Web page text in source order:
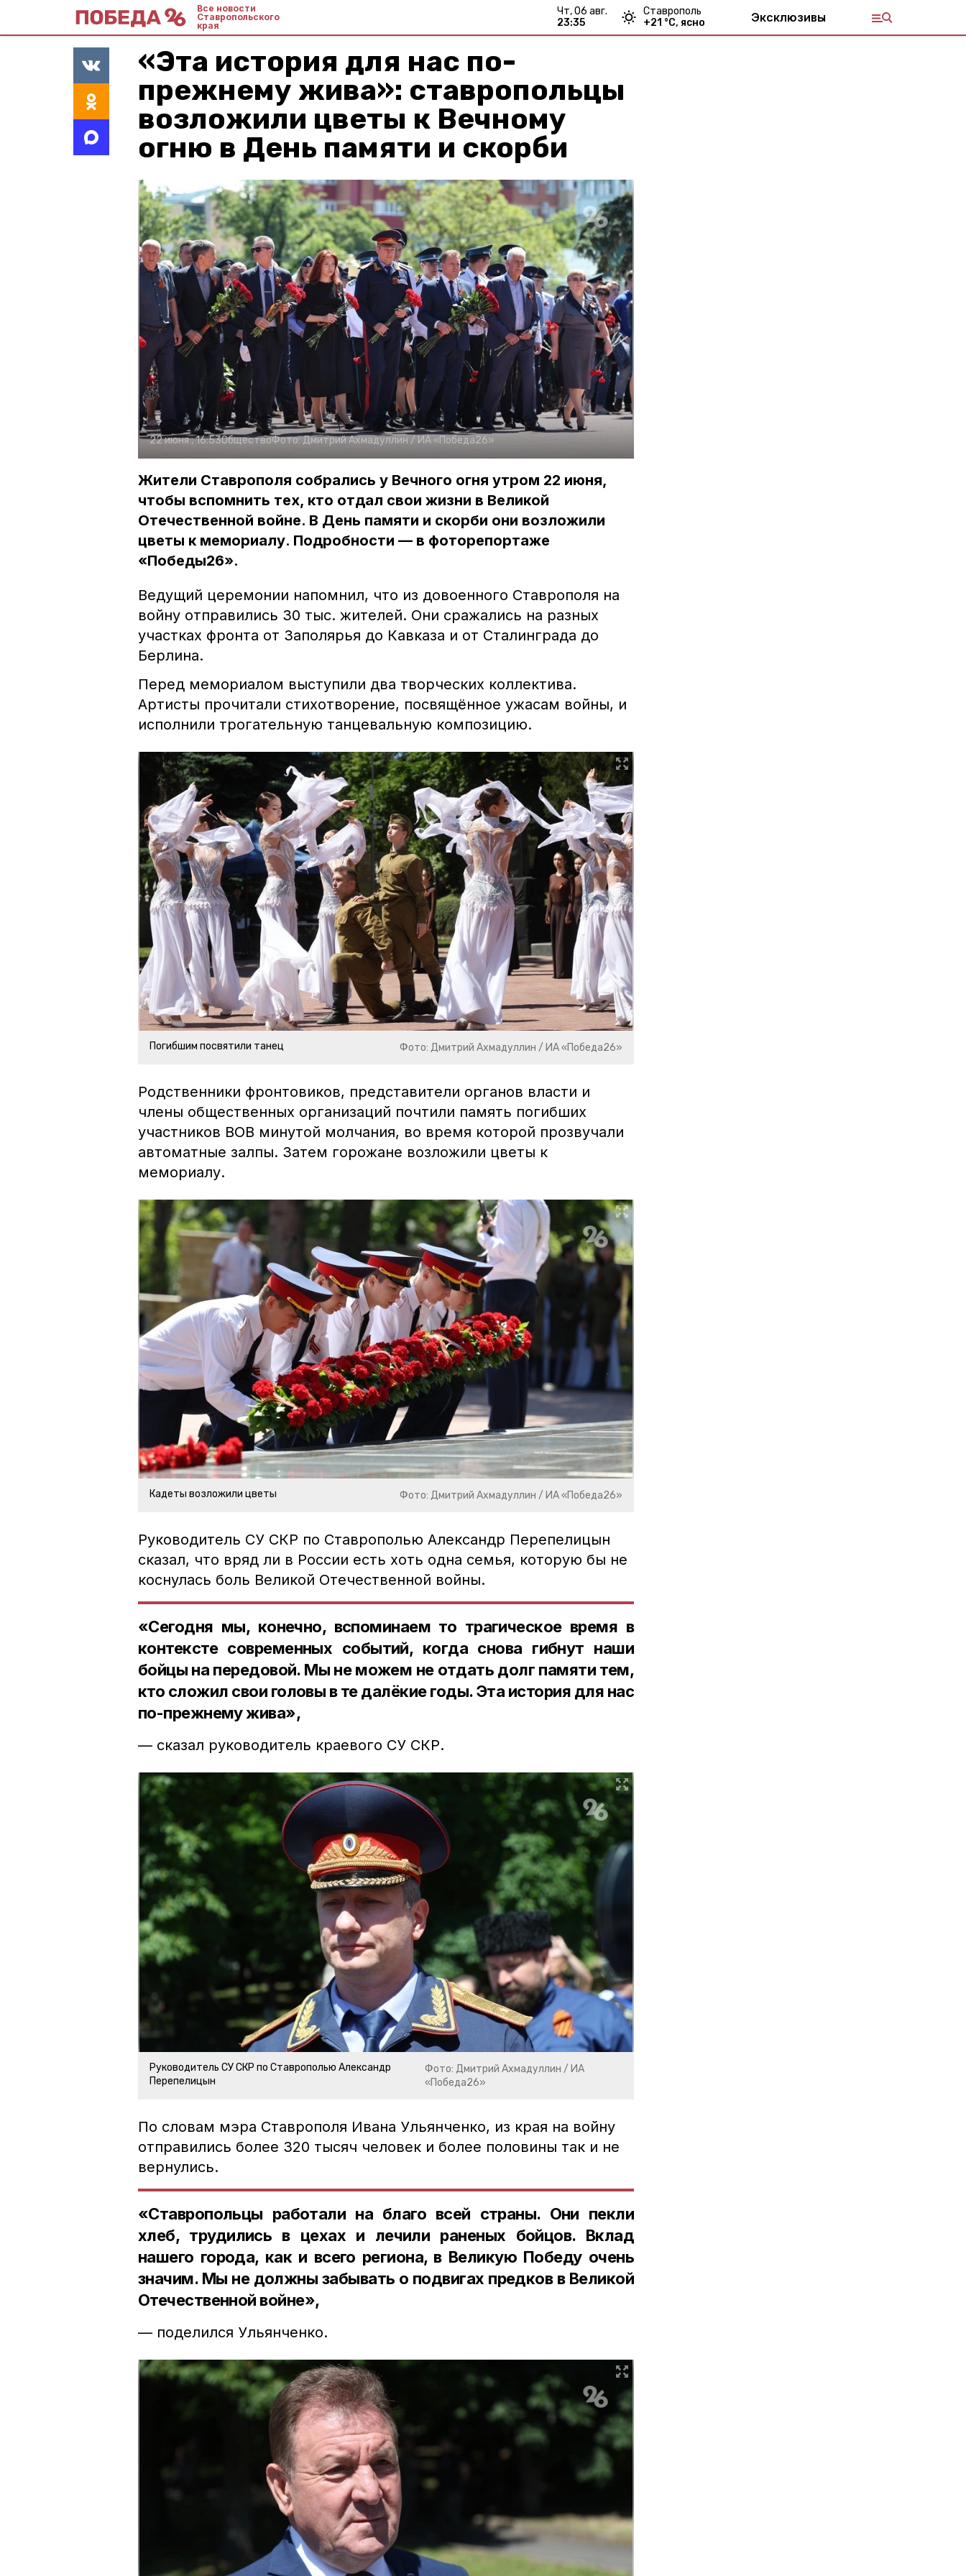
Все новости
Ставропольского
края
чт, 06 авг.
23:35
Ставрополь
+21 °С, ясно Эксклюзивы
«Эта история для нас по-
прежнему жива»: ставропольцы
возложили цветы к Вечному
огню в День памяти и скорби
22 июня , 16:53ОбществоФото:Дмитрий Ахмадуллин / ИА «Победа26»
Жители Ставрополя собрались у Вечного огня утром 22 июня,
чтобы вспомнить тех, кто отдал свои жизни в Великой
Отечественной войне. В День памяти и скорби они возложили
цветы к мемориалу. Подробности — в фоторепортаже
«Победы26».
Ведущий церемонии напомнил, что из довоенного Ставрополя на
войну отправились 30 тыс. жителей. Они сражались на разных
участках фронта от Заполярья до Кавказа и от Сталинграда до
Берлина.
Перед мемориалом выступили два творческих коллектива.
Артисты прочитали стихотворение, посвящённое ужасам войны, и
исполнили трогательную танцевальную композицию.
Погибшим посвятили танец Фото: Дмитрий Ахмадуллин / ИА «Победа26»
Родственники фронтовиков, представители органов власти и
члены общественных организаций почтили память погибших
участников ВОВ минутой молчания, во время которой прозвучали
автоматные залпы. Затем горожане возложили цветы к
мемориалу.
Кадеты возложили цветы Фото: Дмитрий Ахмадуллин / ИА «Победа26»
Руководитель СУ СКР по Ставрополью Александр Перепелицын
сказал, что вряд ли в России есть хоть одна семья, которую бы не
коснулась боль Великой Отечественной войны.
«Сегодня мы, конечно, вспоминаем то трагическое время в
контексте современных событий, когда снова гибнут наши
бойцы на передовой. Мы не можем не отдать долг памяти тем,
кто сложил свои головы в те далёкие годы. Эта история для нас
по-прежнему жива»,
— сказал руководитель краевого СУ СКР.
Руководитель СУ СКР по Ставрополью Александр
Перепелицын
Фото: Дмитрий Ахмадуллин / ИА
«Победа26»
По словам мэра Ставрополя Ивана Ульянченко, из края на войну
отправились более 320 тысяч человек и более половины так и не
вернулись.
«Ставропольцы работали на благо всей страны. Они пекли
хлеб, трудились в цехах и лечили раненых бойцов. Вклад
нашего города, как и всего региона, в Великую Победу очень
значим. Мы не должны забывать о подвигах предков в Великой
Отечественной войне»,
— поделился Ульянченко.